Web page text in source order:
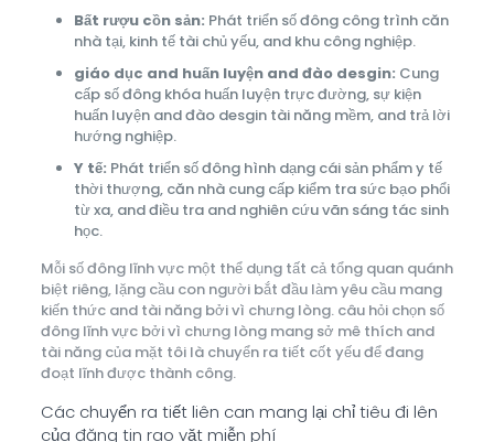
Bất rượu cồn sản: Phát triển số đông công trình căn
nhà tại, kinh tế tài chủ yếu, and khu công nghiệp.
giáo dục and huấn luyện and đào desgin: Cung
cấp số đông khóa huấn luyện trực đường, sự kiện
huấn luyện and đào desgin tài năng mềm, and trả lời
hướng nghiệp.
Y tế: Phát triển số đông hình dạng cái sản phẩm y tế
thời thượng, căn nhà cung cấp kiểm tra sức bạo phổi
từ xa, and điều tra and nghiên cứu vãn sáng tác sinh
học.
Mỗi số đông lĩnh vực một thể dụng tất cả tổng quan quánh
biệt riêng, lặng cầu con người bắt đầu làm yêu cầu mang
kiến thức and tài năng bởi vì chưng lòng. câu hỏi chọn số
đông lĩnh vực bởi vì chưng lòng mang sở mê thích and
tài năng của mặt tôi là chuyển ra tiết cốt yếu để đang
đoạt lĩnh được thành công.
Các chuyển ra tiết liên can mang lại chỉ tiêu đi lên
của đăng tin rao vặt miễn phí